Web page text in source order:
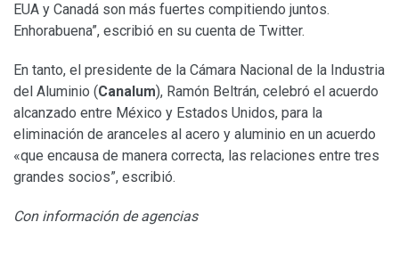
EUA y Canadá son más fuertes compitiendo juntos.
Enhorabuena”, escribió en su cuenta de Twitter.
En tanto, el presidente de la Cámara Nacional de la Industria
del Aluminio (Canalum), Ramón Beltrán, celebró el acuerdo
alcanzado entre México y Estados Unidos, para la
eliminación de aranceles al acero y aluminio en un acuerdo
«que encausa de manera correcta, las relaciones entre tres
grandes socios”, escribió.
Con información de agencias